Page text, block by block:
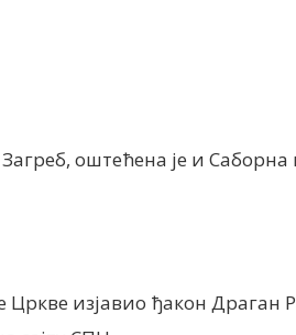
оштећена је и
Цркве изјавио ђакон